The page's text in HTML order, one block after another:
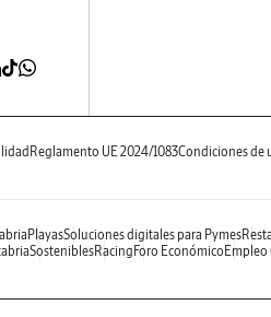
Reglamento UE 2024/1083Condiciones de
PlayasSoluciones digitales para Pymes
SosteniblesRacing Foro Económico Empleo